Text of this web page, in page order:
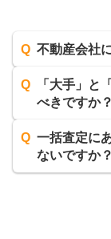
Q 不動産会社
Q
「大手」と
べきですか？
Q 一括査定に
ないですか？